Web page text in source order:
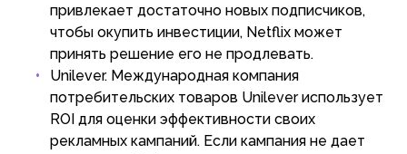
привлекает достаточно новых подписчиков,
чтобы окупить инвестиции, Netflix может
принять решение его не продлевать.
Unilever. Международная компания
потребительских товаров Unilever использует
ROI для оценки эффективности своих
рекламных кампаний. Если кампания не дает